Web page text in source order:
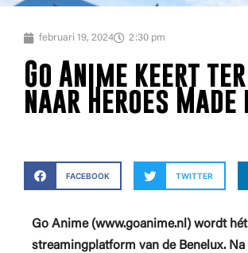
februari 19, 2024 2:30 pm
Go Anime keert
naar Heroes Made
FACEBOOK TWITTER
Go Anime (www.goanime.nl) wordt
streamingplatform van de Benelux. Na